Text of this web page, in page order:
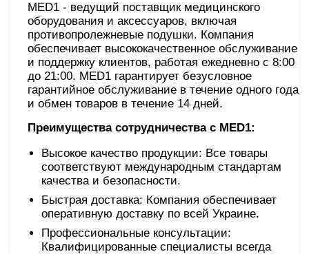
MED1 - ведущий поставщик медицинского
оборудования и аксессуаров, включая
противопролежневые подушки. Компания
обеспечивает высококачественное обслуживание
и поддержку клиентов, работая ежедневно с 8:00
до 21:00. MED1 гарантирует безусловное
гарантийное обслуживание в течение одного года
и обмен товаров в течение 14 дней.
Преимущества сотрудничества с MED1:
Высокое качество продукции: Все товары
соответствуют международным стандартам
качества и безопасности.
Быстрая доставка: Компания обеспечивает
оперативную доставку по всей Украине.
Профессиональные консультации:
Квалифицированные специалисты всегда